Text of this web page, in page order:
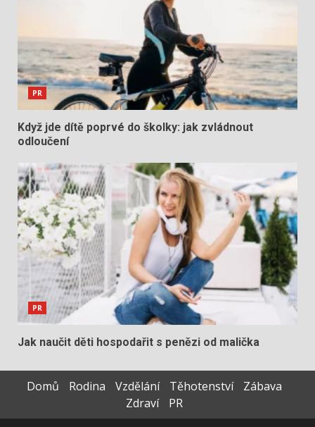
PR
Když jde dítě poprvé do školky: jak zvládnout
odloučení
PR
Jak naučit děti hospodařit s penězi od malička
Domů Rodina Vzdělání Těhotenství
Zábava
Zdraví
PR